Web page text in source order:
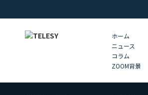
ホーム
ニュース
コラム
ZOOM背景